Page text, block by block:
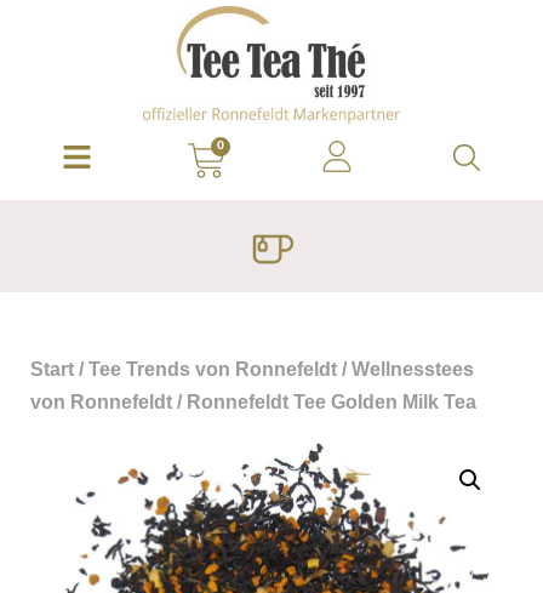
0
Start / Tee Trends von Ronnefeldt / Wellnesstees
von Ronnefeldt / Ronnefeldt Tee Golden Milk Tea